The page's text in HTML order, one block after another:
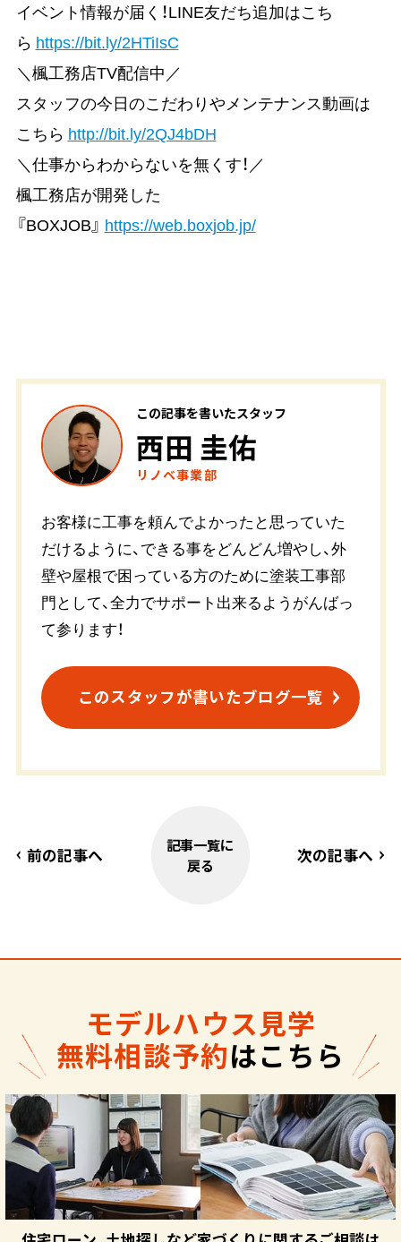
イベント情報が届く！LINE友だち追加はこち
ら https://bit.ly/2HTiIsC
＼楓工務店TV配信中／
スタッフの今日のこだわりやメンテナンス動画は
こちら http://bit.ly/2QJ4bDH
＼仕事からわからないを無くす！／
楓工務店が開発した
『BOXJOB』 https://web.boxjob.jp/
この記事を書いたスタッフ
西田 圭佑
リノベ事業部
お客様に工事を頼んでよかったと思っていた
だけるように、できる事をどんどん増やし、外
壁や屋根で困っている方のために塗装工事部
門として、全力でサポート出来るようがんばっ
て参ります！
このスタッフが書いたブログ一覧
前の記事へ
記事一覧に
戻る
次の記事へ
モデルハウス見学
無料相談予約はこちら